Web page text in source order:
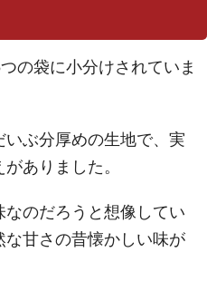
の袋に小分けされていま
ぶ分厚めの生地で、実
ありました。
のだろうと想像してい
な甘さの昔懐かしい味が